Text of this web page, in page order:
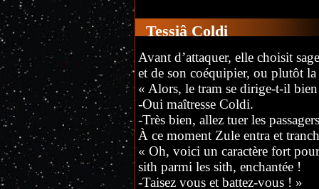
Tessiâ Coldi
Avant d’attaquer, elle choisit
et de son coéquipier, ou plutôt la
« Alors, le tram se dirige-t-il
-Oui maîtresse Coldi.
-Très bien, allez tuer les
À ce moment Zule entra et
« Oh, voici un caractère fort
sith parmi les sith, enchantée !
-Taisez vous et battez-vous ! »